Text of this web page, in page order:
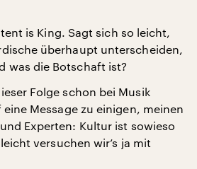
is King. Sagt sich so leicht,
überhaupt unterscheiden,
was die Botschaft ist?
Folge schon bei Musik
Message zu einigen, meinen
Experten: Kultur ist sowieso
versuchen wir’s ja mit